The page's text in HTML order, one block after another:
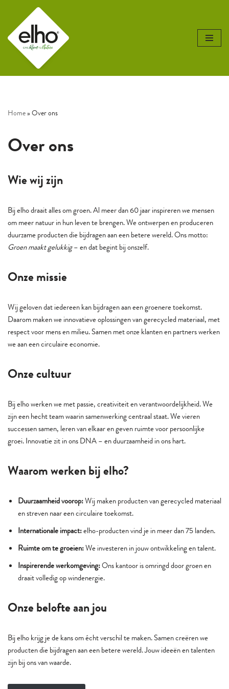
Ga
naar
Home»Over ons
Over ons
Wie wij zijn
Bij elho draait alles om groen. Al meer dan 60 jaar inspireren we mensen
om meer natuur in hun leven te brengen. We ontwerpen en produceren
duurzame producten die bijdragen aan een betere wereld. Ons motto:
Groen maakt gelukkig– en dat begint bij onszelf.
Onze missie
Wij geloven dat iedereen kan bijdragen aan een groenere toekomst.
Daarom maken we innovatieve oplossingen van gerecycled materiaal, met
respect voor mens en milieu. Samen met onze klanten en partners werken
we aan een circulaire economie.
Onze cultuur
Bij elho werken we met passie, creativiteit en verantwoordelijkheid. We
zijn een hecht team waarin samenwerking centraal staat. We vieren
successen samen, leren van elkaar en geven ruimte voor persoonlijke
groei. Innovatie zit in ons DNA – en duurzaamheid in ons hart.
Waarom werken bij elho?
Duurzaamheid voorop:Wij maken producten van gerecycled materiaal
en streven naar een circulaire toekomst.
Internationale impact:elho-producten vind je in meer dan 75 landen.
Ruimte om te groeien:We investeren in jouw ontwikkeling en talent.
Inspirerende werkomgeving:Ons kantoor is omringd door groen en
draait volledig op windenergie.
Onze belofte aan jou
Bij elho krijg je de kans om écht verschil te maken. Samen creëren we
producten die bijdragen aan een betere wereld. Jouw ideeën en talenten
zijn bij ons van waarde.